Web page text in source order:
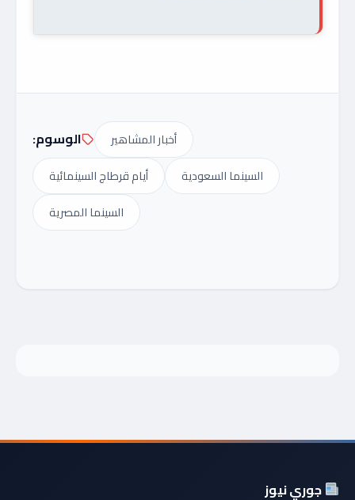
الوسوم:
أخبار المشاهير
أيام قرطاج السينمائية
السينما السعودية
السينما المصرية
جوري نيوز